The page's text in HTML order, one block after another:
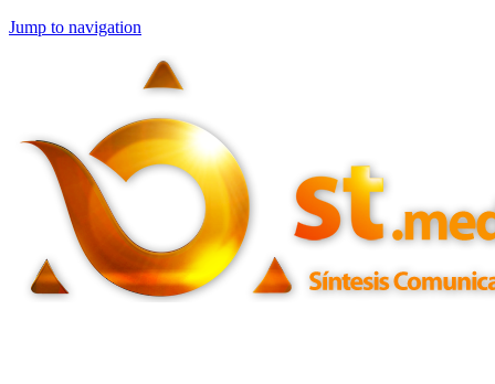
Jump to navigation